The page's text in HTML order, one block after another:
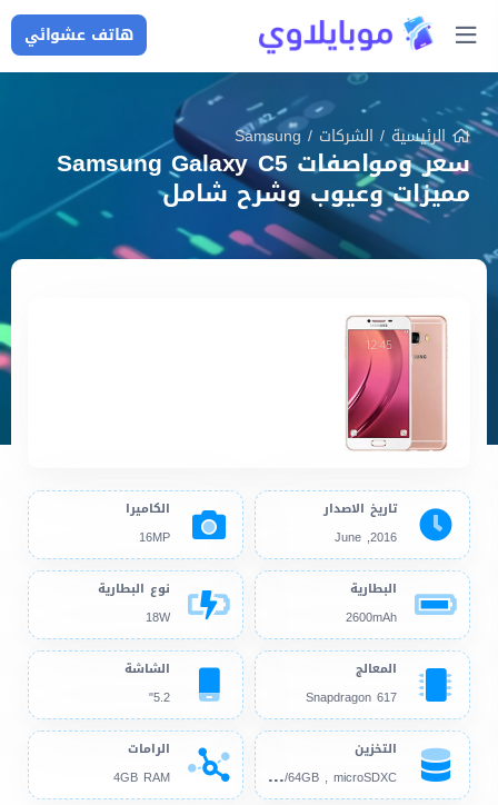
هاتف عشوائي
الرئيسية/ الشركات /
Samsung
سعر ومواصفات Samsung Galaxy C5
مميزات وعيوب وشرح شامل
تاريخ الاصدار
2016, June
الكاميرا
16MP
البطارية
2600mAh
نوع البطارية
18W
المعالج
Snapdragon 617
الشاشة
5.2"
التخزين
32G
B/64GB , microSDXC
الرامات
4GB RAM